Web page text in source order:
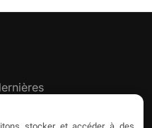
dédiées
stocker et accéder à des